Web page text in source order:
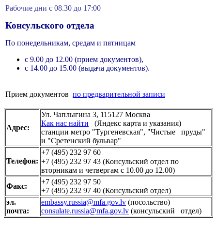
Рабочие дни с 08.30 до 17:00
Консульского отдела
По понедельникам, средам и пятницам
с 9.00 до 12.00 (прием документов),
с 14.00 до 15.00 (выдача документов).
Прием документов по предварительной записи
Адрес:
Ул. Чаплыгина 3, 115127 Москва
Как нас найти (Яндекс карта и указания)
станции метро "Тургеневская", "Чистые пруды"
и "Сретенский бульвар"
Телефон:
+7 (495) 232 97 60
+7 (495) 232 97 43 (Консульский отдел по
вторникам и четвергам с 10.00 до 12.00)
Факс:
+7 (495) 232 97 50
+7 (495) 232 97 40 (Консульский отдел)
эл.
почта:
embassy.russia@mfa.gov.lv (посольство)
consulate.russia@mfa.gov.lv (консульский отдел)